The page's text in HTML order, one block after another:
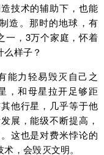
技术的辅助下，也能
造。那时的地球，有
一，3万个家庭，怀着
样子？
能力轻易毁灭自己之
，和母星拉开足够距
他行星，几乎等于他
展，能级不断提高，
这也是对费米悖论的
，会毁灭文明。